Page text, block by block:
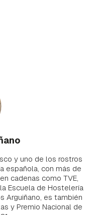
y uno de los rostros
española, con más de
cadenas como TVE,
Escuela de Hostelería
Arguiñano, es también
y Premio Nacional de